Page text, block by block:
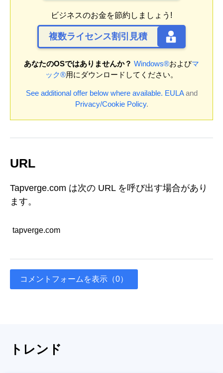
ビジネスのお金を節約しましょう!
複数ライセンス割引見積
あなたのOSではありませんか？ Windows®およびマ
ック®用にダウンロードしてください。
See additional offer below where available. EULAand
Privacy/Cookie Policy.
URL
Tapverge.com は次の URL を呼び出す場合があり
ます。
tapverge.com
コメントフォームを表示（0）
トレンド